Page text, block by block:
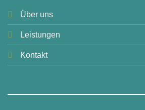
Über uns
Leistungen
Kontakt